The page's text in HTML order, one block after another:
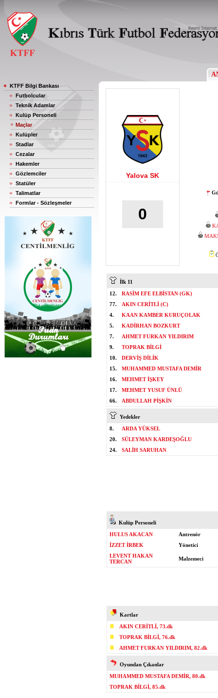
KTFF Bilgi Bankası
Futbolcular
Teknik Adamlar
Kulüp Personeli
Maçlar
Kulüpler
Stadlar
Cezalar
Hakemler
Gözlemciler
Statüler
Talimatlar
Formlar - Sözleşmeler
Yalova SK
0
İlk 11
12.
RASİM EFE ELBİSTAN (GK)
77.
AKIN CERİTLİ (C)
4.
KAAN KAMBER KURUÇOLAK
5.
KADİRHAN BOZKURT
7.
AHMET FURKAN YILDIRIM
9.
TOPRAK BİLGİ
10.
DERVİŞ DİLİK
15.
MUHAMMED MUSTAFA DEMİR
16.
MEHMET İŞKEY
17.
MEHMET YUSUF ÜNLÜ
66.
ABDULLAH PİŞKİN
Yedekler
8.
ARDA YÜKSEL
20.
SÜLEYMAN KARDEŞOĞLU
24.
SALİH SARUHAN
Kulüp Personeli
HULUS AKACAN
Antrenör
İZZET İRBEK
Yönetici
LEVENT HAKAN
TERCAN
Malzemeci
Kartlar
AKIN CERİTLİ, 73.dk
TOPRAK BİLGİ, 76.dk
AHMET FURKAN YILDIRIM, 82.dk
Oyundan Çıkanlar
MUHAMMED MUSTAFA DEMİR, 80.dk
TOPRAK BİLGİ, 85.dk